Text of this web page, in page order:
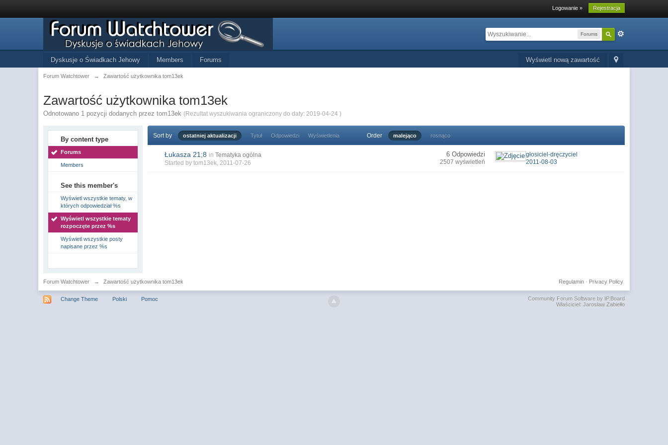
Logowanie » Rejestracja
Forums
Wyświetl nową zawartość
Dyskusje o Świadkach Jehowy Members Forums
Forum Watchtower → Zawartość użytkownika tom13ek
Zawartość użytkownika tom13ek
Odnotowano 1 pozycji dodanych przez tom13ek (Rezultat wyszukiwania ograniczony do daty: 2019-04-24 )
By content type
Forums
Members
See this member's
Wyświetl wszystkie tematy, w
których odpowiedział %s
Wyświetl wszystkie tematy
rozpoczęte przez %s
Wyświetl wszystkie posty
napisane przez %s
Sort by ostatniej aktualizacji Tytuł Odpowiedzi Wyświetlenia Order malejąco rosnąco
Łukasza 21;8 in Tematyka ogólna
Started bytom13ek, 2011-07-26
6 Odpowiedzi
2507 wyświetleń
głosiciel-dręczyciel
2011-08-03
Forum Watchtower → Zawartość użytkownika tom13ek Privacy Policy
Regulamin·
Change Theme Polski Pomoc
Community Forum Software by IP.Board
Właściciel: Jarosław Zabiełło